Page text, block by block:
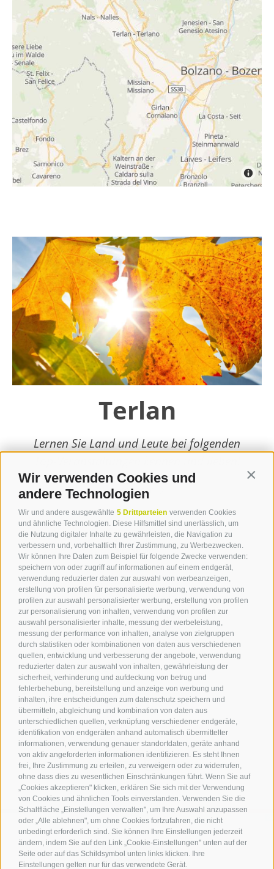
Wir verwenden Cookies und
andere Technologien
Wir und andere ausgewählte 5 Drittparteien verwenden Cookies
und ähnliche Technologien. Diese Hilfsmittel sind unerlässlich, um
die Nutzung digitaler Inhalte zu gewährleisten, die Navigation zu
verbessern und, vorbehaltlich Ihrer Zustimmung, zu Werbezwecken.
Wir können Ihre Daten zum Beispiel für folgende Zwecke verwenden:
speichern von oder zugriff auf informationen auf einem endgerät,
verwendung reduzierter daten zur auswahl von werbeanzeigen,
erstellung von profilen für personalisierte werbung, verwendung von
profilen zur auswahl personalisierter werbung, erstellung von profilen
zur personalisierung von inhalten, verwendung von profilen zur
auswahl personalisierter inhalte, messung der werbeleistung,
messung der performance von inhalten, analyse von zielgruppen
durch statistiken oder kombinationen von daten aus verschiedenen
quellen, entwicklung und verbesserung der angebote, verwendung
reduzierter daten zur auswahl von inhalten, gewährleistung der
sicherheit, verhinderung und aufdeckung von betrug und
fehlerbehebung, bereitstellung und anzeige von werbung und
inhalten, ihre entscheidungen zum datenschutz speichern und
übermitteln, abgleichung und kombination von daten aus
unterschiedlichen quellen, verknüpfung verschiedener endgeräte,
identifikation von endgeräten anhand automatisch übermittelter
informationen, verwendung genauer standortdaten, geräte anhand
von aktiv angeforderten informationen identifizieren. Es steht Ihnen
frei, Ihre Zustimmung zu erteilen, zu verweigern oder zu widerrufen,
ohne dass dies zu wesentlichen Einschränkungen führt. Wenn Sie auf
„Cookies akzeptieren" klicken, erklären Sie sich mit der Verwendung
von Cookies und ähnlichen Tools einverstanden. Verwenden Sie die
Schaltfläche „Einstellungen verwalten", um Ihre Auswahl anzupassen
oder „Alle ablehnen", um ohne Cookies fortzufahren, die nicht
unbedingt erforderlich sind. Sie können Ihre Einstellungen jederzeit
ändern, indem Sie auf den Link „Cookie-Einstellungen" unten auf der
Seite oder auf das Schildsymbol unten links klicken. Ihre
Einstellungen gelten nur für das verwendete Gerät.
Terlan
Lernen Sie Land und Leute bei folgenden
weiterlesen
Kontakt
Tourismusverein Terlan
Dr.-Weiser-Platz 2
I - 39018 Terlan BZ
Tel. +39 0471 257 165
info@terlan.info
ANREISE